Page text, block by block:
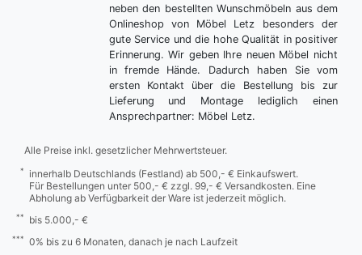
neben den bestellten Wunschmöbeln aus dem
Onlineshop von Möbel Letz besonders der
gute Service und die hohe Qualität in positiver
Erinnerung. Wir geben Ihre neuen Möbel nicht
in fremde Hände. Dadurch haben Sie vom
ersten Kontakt über die Bestellung bis zur
Lieferung und Montage lediglich einen
Ansprechpartner: Möbel Letz.
Alle Preise inkl. gesetzlicher Mehrwertsteuer.
*
innerhalb Deutschlands (Festland) ab 500,- € Einkaufswert.
Für Bestellungen unter 500,- € zzgl. 99,- € Versandkosten. Eine
Abholung ab Verfügbarkeit der Ware ist jederzeit möglich.
** bis 5.000,- €
*** 0% bis zu 6 Monaten, danach je nach Laufzeit